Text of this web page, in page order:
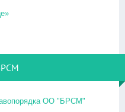
ОО "БРСМ"